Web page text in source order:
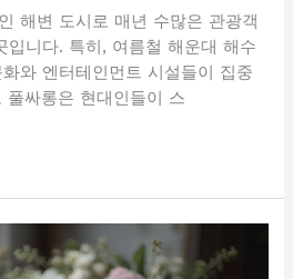
해변 도시로 매년 수많은 관광객
입니다. 특히, 여름철 해운대 해수
와 엔터테인먼트 시설들이 집중
풀싸롱은 현대인들이 스